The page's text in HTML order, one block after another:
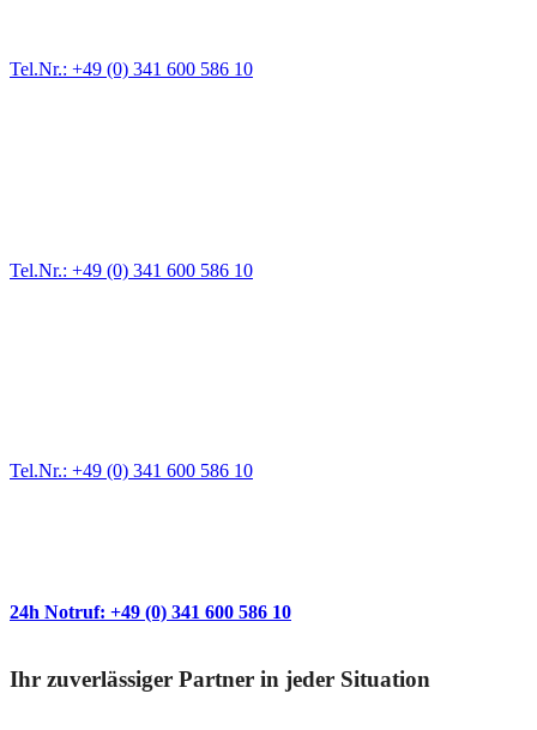
Tel.Nr.: +49 (0) 341 600 586 10
Tel.Nr.: +49 (0) 341 600 586 10
Tel.Nr.: +49 (0) 341 600 586 10
24h Notruf: +49 (0) 341 600 586 10
Ihr zuverlässiger Partner in jeder Situation